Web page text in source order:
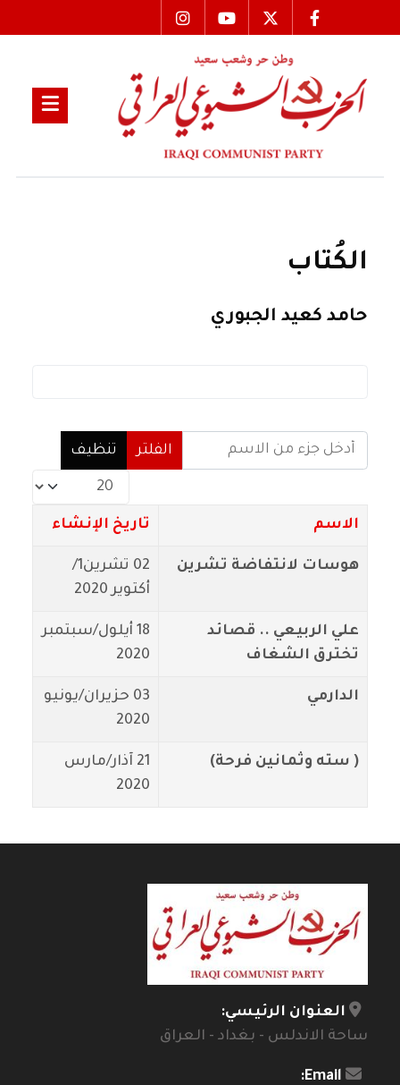
الكُتاب
حامد كعيد الجبوري
أدخل جزء من الاسم
الفلتر
تنظيف
عدد الإظهارات:
الاسم تاريخ الإنشاء
هوسات لانتفاضة تشرين
02 تشرين1/
أكتوير 2020
علي الربيعي .. قصائد
تخترق الشغاف
18 أيلول/سبتمبر
2020
الدارمي
03 حزيران/يونيو
2020
( سته وثمانين فرحة)
21 آذار/مارس
2020
العنوان الرئيسي:
ساحة الاندلس - بغداد - العراق
Email: